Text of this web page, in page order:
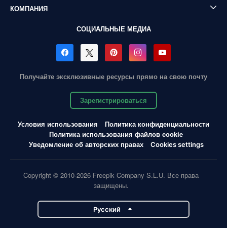
КОМПАНИЯ
СОЦИАЛЬНЫЕ МЕДИА
Получайте эксклюзивные ресурсы прямо на свою почту
Зарегистрироваться
Условия использования
Политика конфиденциальности
Политика использования файлов cookie
Уведомление об авторских правах
Cookies settings
Copyright © 2010-2026 Freepik Company S.L.U. Все права
защищены.
Pусский